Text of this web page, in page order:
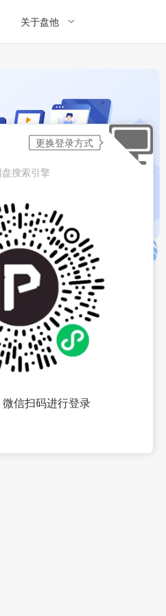
关于盘他
搜索引擎
微信扫码进行登录